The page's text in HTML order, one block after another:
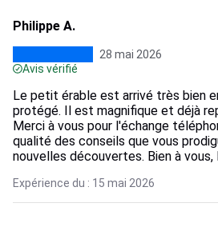
Philippe A.
28 mai 2026
Avis vérifié
Le petit érable est arrivé très bien
protégé. Il est magnifique et déjà
Merci à vous pour l'échange
qualité des conseils que vous
nouvelles découvertes. Bien à vous,
Expérience du : 15 mai 2026